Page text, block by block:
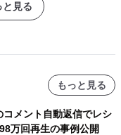
見る
もっと見る
コメント自動返信でレシ
万回再生の事例公開